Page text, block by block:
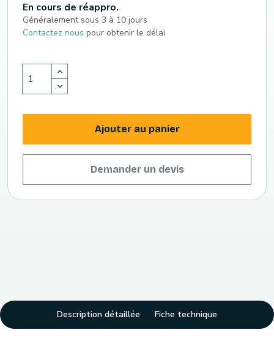
En cours de réappro.
Généralement sous 3 à 10 jours
Contactez nous pour obtenir le délai
Ajouter au panier
Demander un devis
Description détaillée Fiche technique